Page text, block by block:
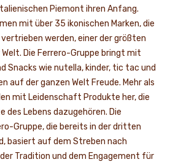
Piemont ihren Anfang.
mit über 35 ikonischen Marken, die
vertrieben werden, einer der größten
Die Ferrero-Gruppe bringt mit
Snacks wie nutella, kinder, tic tac und
auf der ganzen Welt Freude. Mehr als
mit Leidenschaft Produkte her, die
des Lebens dazugehören. Die
Gruppe, die bereits in der dritten
basiert auf dem Streben nach
Tradition und dem Engagement für